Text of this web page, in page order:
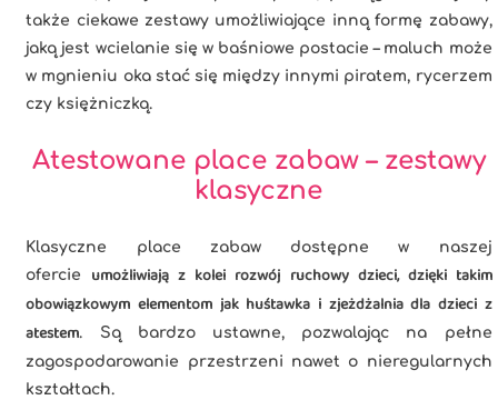
także ciekawe zestawy umożliwiające inną formę zabawy,
jaką jest wcielanie się w baśniowe postacie – maluch może
w mgnieniu oka stać się między innymi piratem, rycerzem
czy księżniczką.
Atestowane place zabaw – zestawy
klasyczne
Klasyczne place zabaw dostępne w naszej
ofercie umożliwiają z kolei rozwój ruchowy dzieci, dzięki takim
obowiązkowym elementom jak huśtawka i zjeżdżalnia dla dzieci z
atestem. Są bardzo ustawne, pozwalając na pełne
zagospodarowanie przestrzeni nawet o nieregularnych
kształtach.